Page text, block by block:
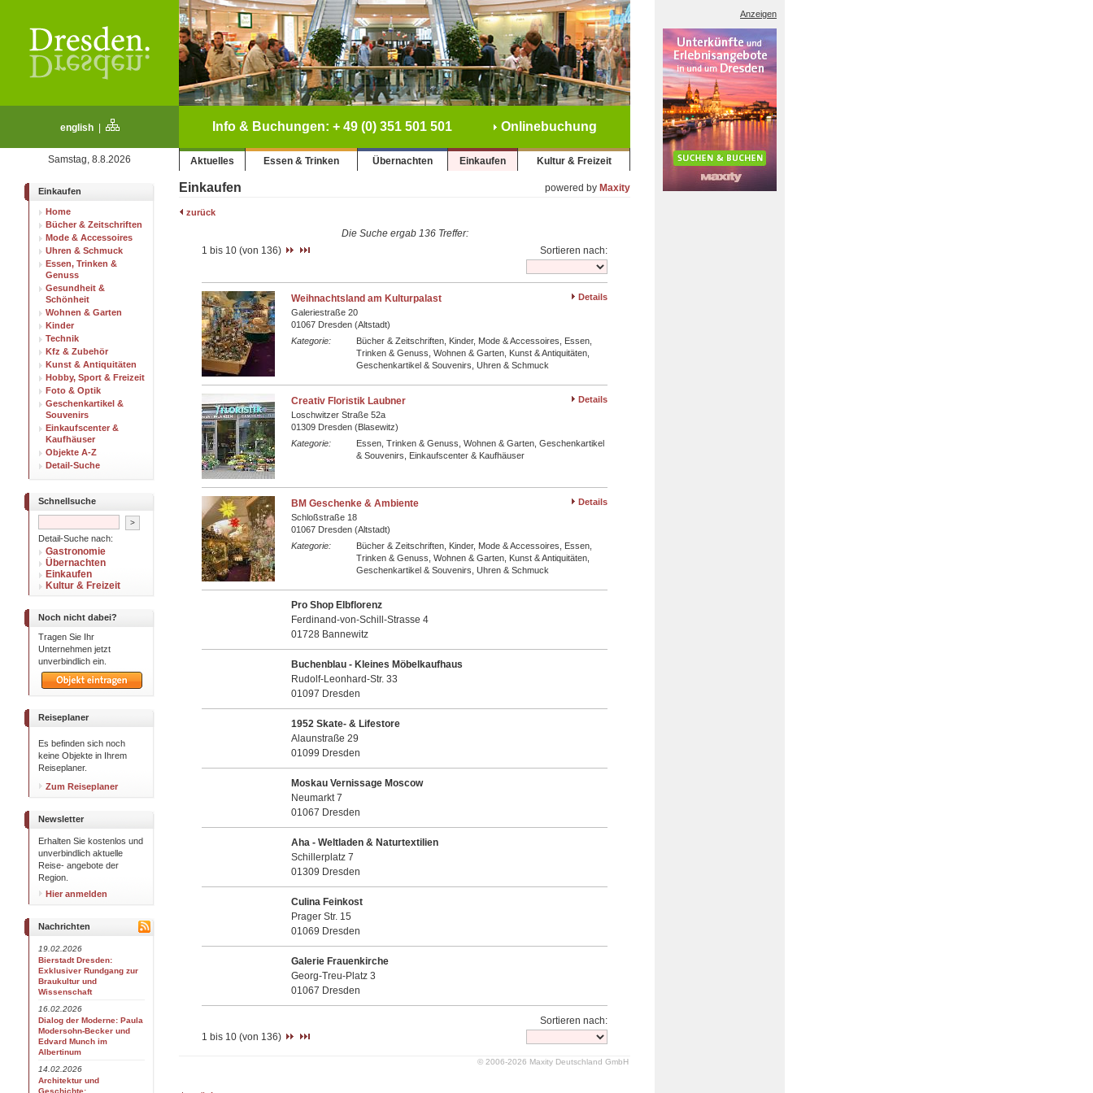
english| Info & Buchungen: + 49 (0) 351 501 501 Onlinebuchung
Samstag, 8.8.2026 Aktuelles Essen & Trinken Übernachten Einkaufen Kultur & Freizeit
Einkaufen
Home
Bücher & Zeitschriften
Mode & Accessoires
Uhren & Schmuck
Essen, Trinken &
Genuss
Gesundheit &
Schönheit
Wohnen & Garten
Kinder
Technik
Kfz & Zubehör
Kunst & Antiquitäten
Hobby, Sport & Freizeit
Foto & Optik
Geschenkartikel &
Souvenirs
Einkaufscenter &
Kaufhäuser
Objekte A-Z
Detail-Suche
Schnellsuche
Detail-Suche nach:
Gastronomie
Übernachten
Einkaufen
Kultur & Freizeit
Noch nicht dabei?
Tragen Sie Ihr
Unternehmen jetzt
unverbindlich ein.
Reiseplaner
Es befinden sich noch
keine Objekte in Ihrem
Reiseplaner.
Zum Reiseplaner
Newsletter
Erhalten Sie kostenlos und
unverbindlich aktuelle
Reise- angebote der
Region.
Hier anmelden
Nachrichten
19.02.2026
Bierstadt Dresden:
Exklusiver Rundgang zur
Braukultur und
Wissenschaft
16.02.2026
Dialog der Moderne: Paula
Modersohn-Becker und
Edvard Munch im
Albertinum
14.02.2026
Architektur und
Geschichte:
Einkaufen powered by Maxity
zurück
Die Suche ergab 136 Treffer:
1 bis 10 (von 136)
Sortieren nach:
Weihnachtsland am Kulturpalast
Details
Galeriestraße 20
01067 Dresden (Altstadt)
Kategorie:
Bücher & Zeitschriften, Kinder, Mode & Accessoires, Essen,
Trinken & Genuss, Wohnen & Garten, Kunst & Antiquitäten,
Geschenkartikel & Souvenirs, Uhren & Schmuck
Creativ Floristik Laubner
Details
Loschwitzer Straße 52a
01309 Dresden (Blasewitz)
Kategorie:
Essen, Trinken & Genuss, Wohnen & Garten, Geschenkartikel
& Souvenirs, Einkaufscenter & Kaufhäuser
BM Geschenke & Ambiente
Details
Schloßstraße 18
01067 Dresden (Altstadt)
Kategorie:
Bücher & Zeitschriften, Kinder, Mode & Accessoires, Essen,
Trinken & Genuss, Wohnen & Garten, Kunst & Antiquitäten,
Geschenkartikel & Souvenirs, Uhren & Schmuck
Pro Shop Elbflorenz
Ferdinand-von-Schill-Strasse 4
01728 Bannewitz
Buchenblau - Kleines Möbelkaufhaus
Rudolf-Leonhard-Str. 33
01097 Dresden
1952 Skate- & Lifestore
Alaunstraße 29
01099 Dresden
Moskau Vernissage Moscow
Neumarkt 7
01067 Dresden
Aha - Weltladen & Naturtextilien
Schillerplatz 7
01309 Dresden
Culina Feinkost
Prager Str. 15
01069 Dresden
Galerie Frauenkirche
Georg-Treu-Platz 3
01067 Dresden
Sortieren nach:
1 bis 10 (von 136)
© 2006-2026 Maxity Deutschland GmbH
Anzeigen